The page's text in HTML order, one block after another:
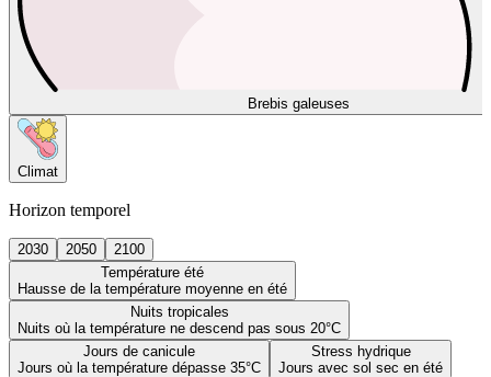
Brebis galeuses
Climat
Horizon temporel
2030 2050
2100
Température été
Hausse de la température moyenne en été
Nuits tropicales
Nuits où la température ne descend pas sous 20°C
Jours de canicule
Jours où la température dépasse 35°C
Stress hydrique
Jours avec sol sec en été